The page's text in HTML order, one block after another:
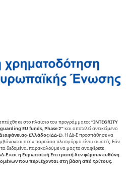
στο πλαίσιο του προγράμματος“INTEGRITY
EU funds, Phase 2″και αποτελεί αντικείµενο
Ελλάδος (ΔΔ-Ε). Η ΔΔ-Ε προσπάθησε να
στην παρούσα πλατφόρμα είναι σωστές. Εάν
δεδομένα, παρακαλούμε να μας το αναφέρετε
Ε και η Ευρωπαϊκή Επιτροπή δεν φέρουν ευθύνη
που περιέχονται στη βάση από τρίτους.